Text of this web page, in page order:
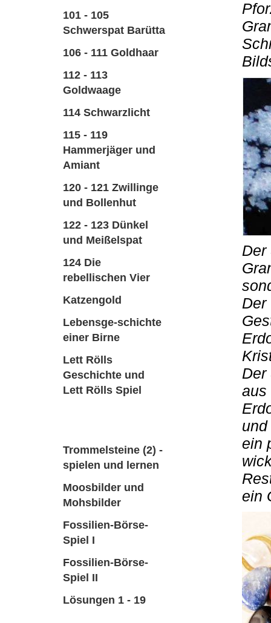
101 - 105
Schwerspat Barütta
106 - 111 Goldhaar
112 - 113
Goldwaage
114 Schwarzlicht
115 - 119
Hammerjäger und
Amiant
120 - 121 Zwillinge
und Bollenhut
122 - 123 Dünkel
und Meißelspat
124 Die
rebellischen Vier
Katzengold
Lebensge-schichte
einer Birne
Lett Rölls
Geschichte und
Lett Rölls Spiel
Trommelsteine (2) -
spielen und lernen
Moosbilder und
Mohsbilder
Fossilien-Börse-
Spiel I
Fossilien-Börse-
Spiel II
Lösungen 1 - 19
Der
Der
Der
aus
ein
ein